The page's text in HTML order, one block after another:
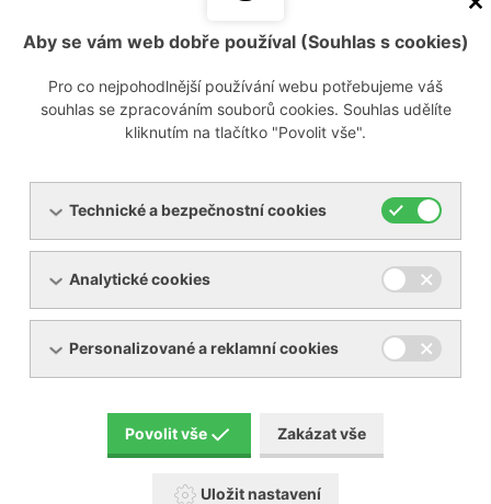
Booster RBS/AV až 0,001 mbar (a), až 9400
m3/h
ROBOX LOBE s řemenovým převodem, do
500 mbar (a), až 10500 m3/h
Aby se vám web dobře používal (Souhlas s cookies)
Pro co nejpohodlnější používání webu potřebujeme váš
souhlas se zpracováním souborů cookies. Souhlas udělíte
kliknutím na tlačítko "Povolit vše".
Technické a bezpečnostní cookies
Analytické cookies
Personalizované a reklamní cookies
Povolit vše Zakázat vše
Uložit nastavení